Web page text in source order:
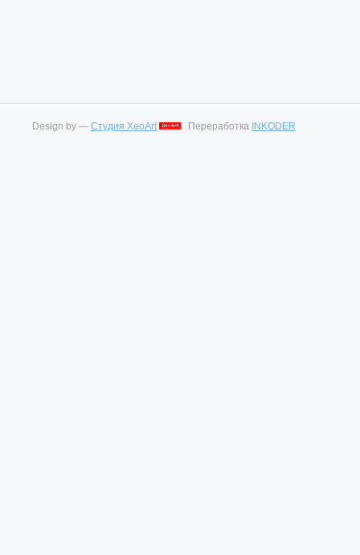
Design by — Студия XeoArt Переработка INKODER